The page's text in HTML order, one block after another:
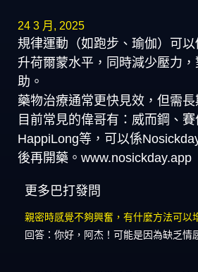
24 3 月, 2025
規律運動（如跑步、瑜伽）可
升荷爾蒙水平，同時減少壓力
助。
藥物治療通常更快見效，但需長
目前常見的偉哥有：威而鋼、賽
HappiLong等，可以係
後再開藥。www.nosickday.app
更多巴打發問
親密時感覺不夠興奮，有什麼方法可以
回答：你好，阿杰！可能是因為缺乏情